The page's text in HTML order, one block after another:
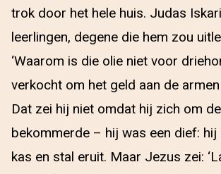
trok door het hele huis. Judas
leerlingen, degene die hem zou
‘Waarom is die olie niet voor
verkocht om het geld aan de armen
Dat zei hij niet omdat hij zich om
bekommerde – hij was een dief:
kas en stal eruit. Maar Jezus zei: